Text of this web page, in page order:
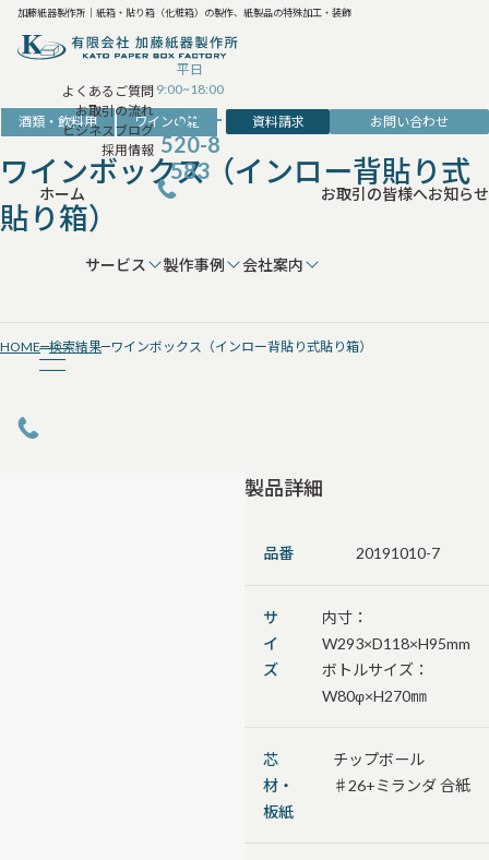
加藤紙器製作所｜紙箱・貼り箱（化粧箱）の製作、紙製品の特殊加工・装飾
よくあるご質問
お取引の流れ
ビジネスブログ
採用情報
平日
9:00~18:00
042-
520-8
583
資料請求 お問い合わせ
ホーム
サービス 製作事例 会社案内
お取引の皆様へお知らせ
酒類・飲料用 ワインの箱
ワインボックス（インロー背貼り式
貼り箱）
HOME 検索結果 ワインボックス（インロー背貼り式貼り箱）
製品詳細
品番 20191010-7
サ
イ
ズ
内寸：
W293×D118×H95mm
ボトルサイズ：
W80φ×H270㎜
芯
材・
板紙
チップボール
♯26+ミランダ 合紙